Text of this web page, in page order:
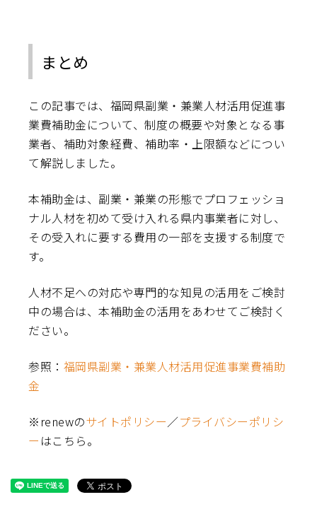
まとめ
この記事では、福岡県副業・兼業人材活用促進事
業費補助金について、制度の概要や対象となる事
業者、補助対象経費、補助率・上限額などについ
て解説しました。
本補助金は、副業・兼業の形態でプロフェッショ
ナル人材を初めて受け入れる県内事業者に対し、
その受入れに要する費用の一部を支援する制度で
す。
人材不足への対応や専門的な知見の活用をご検討
中の場合は、本補助金の活用をあわせてご検討く
ださい。
参照： 福岡県副業・兼業人材活用促進事業費補助
金
※renewのサイトポリシー／プライバシーポリシ
ー はこちら。